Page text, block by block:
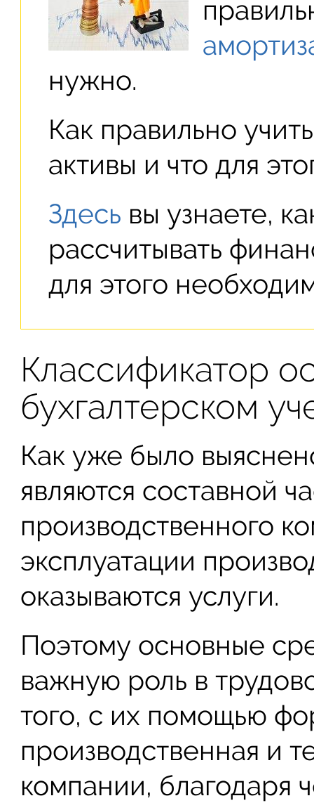
нужно.
Как правильно
активы и что для
Здесь вы узнаете,
рассчитывать
для этого
Классификатор
бухгалтерском
Как уже было
являются составной
производственного
эксплуатации
оказываются услуги.
Поэтому основные
важную роль в
того, с их помощью
производственная и
компании, благодаря